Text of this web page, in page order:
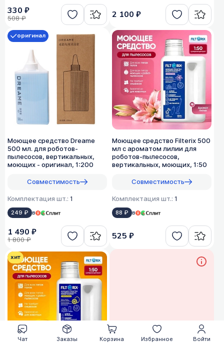
Войти
Заказы Избранное
Чат Корзина
330 ₽
508 ₽ 2 100 ₽
Моющее средство Dreame
500 мл. для роботов-
пылесосов, вертикальных,
моющих - оригинал, 1:200
Совместимость
Комплектация шт.: 1
249 ₽ в
оригинал
1 490 ₽
1 800 ₽
Моющее средство Filterix 500
мл с ароматом лилии для
роботов-пылесосов,
вертикальных, моющих, 1:50
Совместимость
Комплектация шт.: 1
88 ₽ в
525 ₽
хит